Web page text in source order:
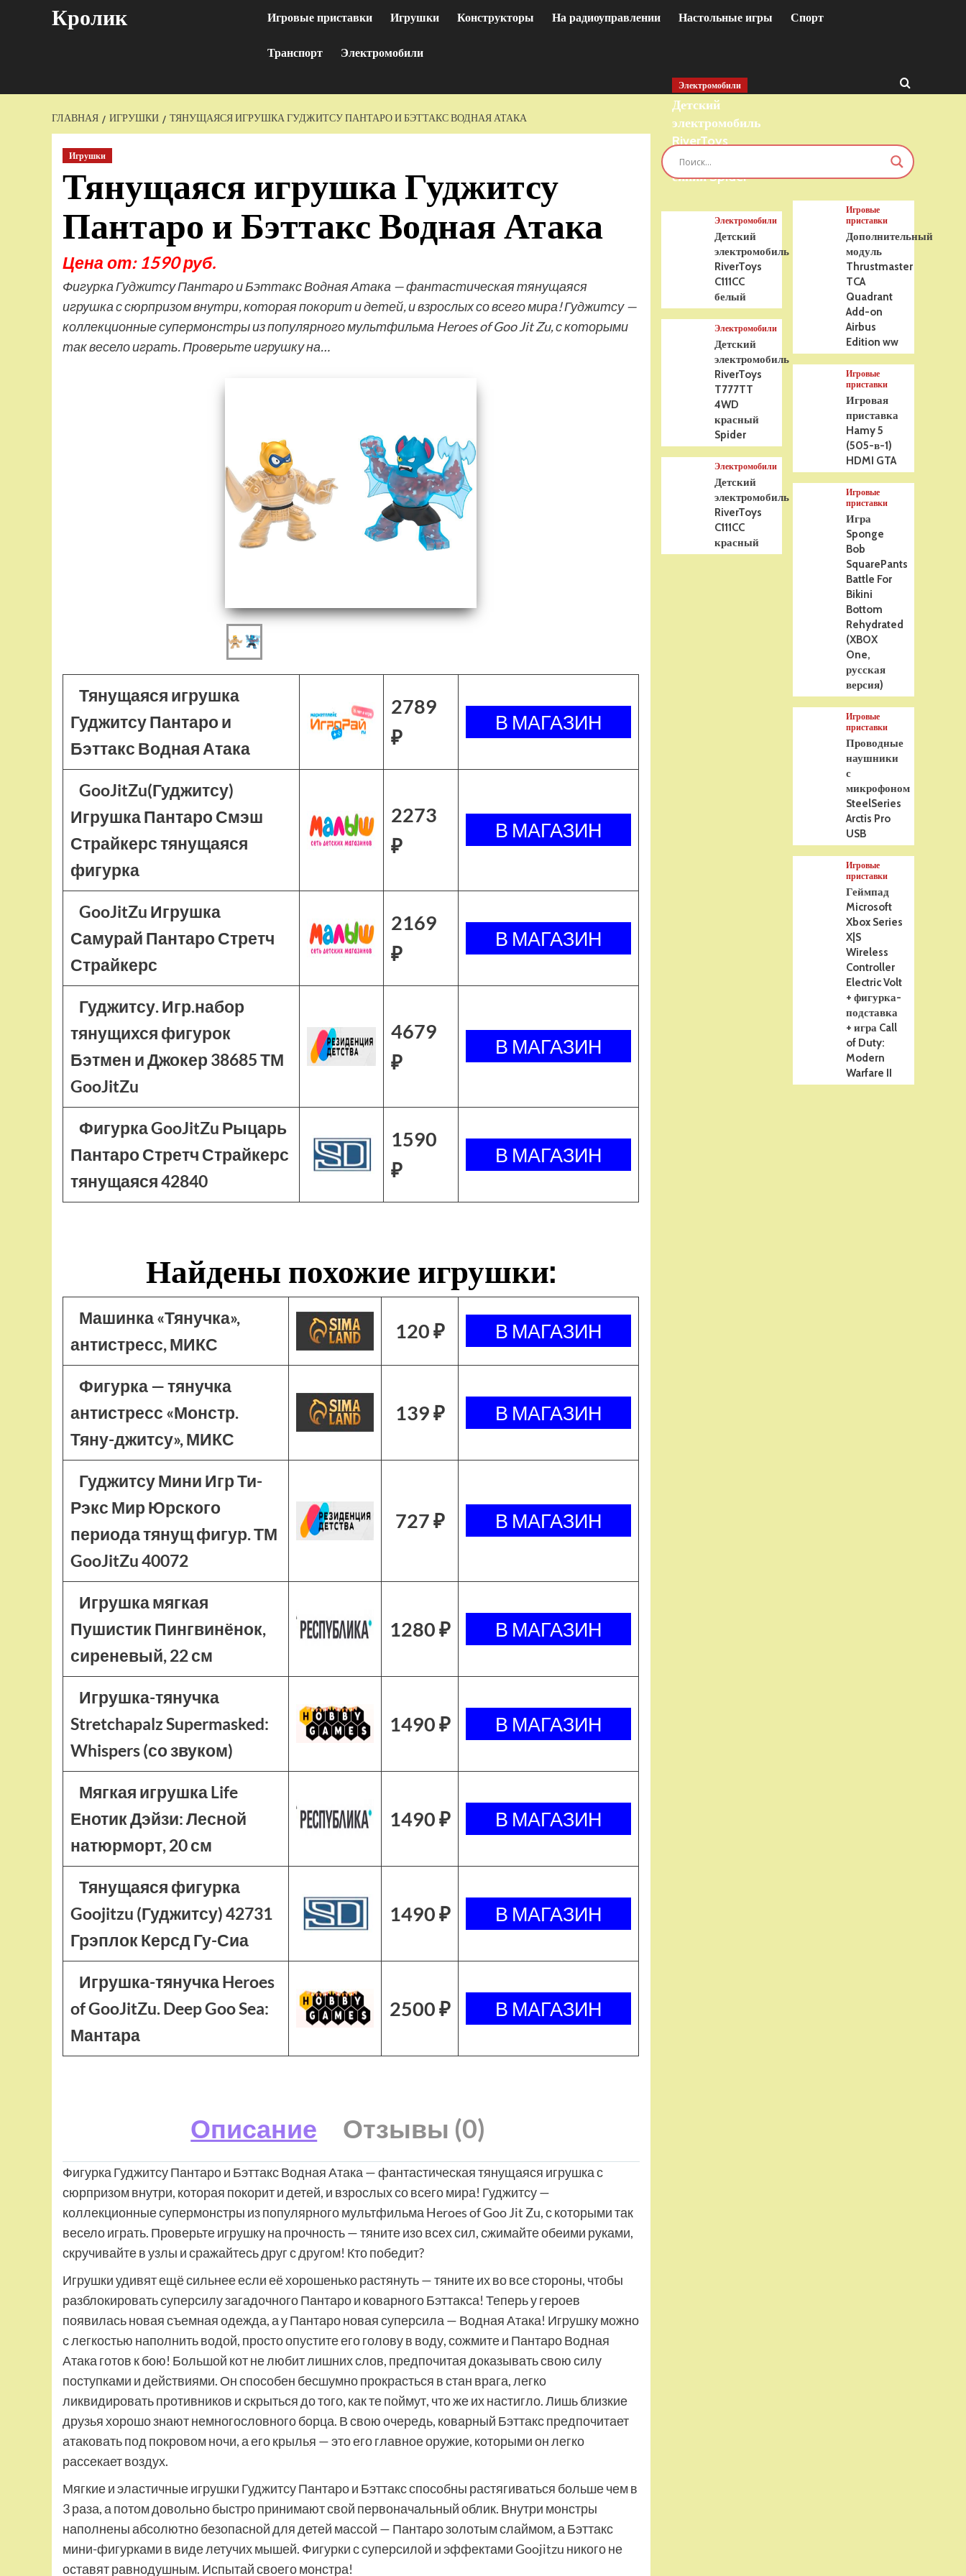
Кролик Игровые приставки Игрушки Конструкторы На радиоуправлении Настольные игры Спорт
Транспорт Электромобили
ГЛАВНАЯ ИГРУШКИ ТЯНУЩАЯСЯ ИГРУШКА ГУДЖИТСУ ПАНТАРО И БЭТТАКС ВОДНАЯ АТАКА
Игрушки
Тянущаяся игрушка Гуджитсу
Пантаро и Бэттакс Водная Атака
Цена от: 1590 руб.
Фигурка Гуджитсу Пантаро и Бэттакс Водная Атака — фантастическая тянущаяся
игрушка с сюрпризом внутри, которая покорит и детей, и взрослых со всего мира! Гуджитсу —
коллекционные супермонстры из популярного мультфильма Heroes of Goo Jit Zu, с которыми
так весело играть. Проверьте игрушку на…
Тянущаяся игрушка
Гуджитсу Пантаро и
Бэттакс Водная Атака
2789
₽
GooJitZu(Гуджитсу)
Игрушка Пантаро Смэш
Страйкерс тянущаяся
фигурка
2273
₽
GooJitZu Игрушка
Самурай Пантаро Стретч
Страйкерс
2169
₽
Гуджитсу. Игр.набор
тянущихся фигурок
Бэтмен и Джокер 38685 ТМ
GooJitZu
4679
₽
Фигурка GooJitZu Рыцарь
Пантаро Стретч Страйкерс
тянущаяся 42840
1590
₽
Найдены похожие игрушки:
Машинка «Тянучка»,
антистресс, МИКС
120 ₽
Фигурка — тянучка
антистресс «Монстр.
Тяну-джитсу», МИКС
139 ₽
Гуджитсу Мини Игр Ти-
Рэкс Мир Юрского
периода тянущ фигур. ТМ
GooJitZu 40072
727 ₽
Игрушка мягкая
Пушистик Пингвинёнок,
сиреневый, 22 см
1280 ₽
Игрушка-тянучка
Stretchapalz Supermasked:
Whispers (со звуком)
1490 ₽
Мягкая игрушка Life
Енотик Дэйзи: Лесной
натюрморт, 20 см
1490 ₽
Тянущаяся фигурка
Goojitzu (Гуджитсу) 42731
Грэплок Керсд Гу-Сиа
1490 ₽
Игрушка-тянучка Heroes
of GooJitZu. Deep Goo Sea:
Мантара
2500 ₽
Описание Отзывы (0)
Фигурка Гуджитсу Пантаро и Бэттакс Водная Атака — фантастическая тянущаяся игрушка с
сюрпризом внутри, которая покорит и детей, и взрослых со всего мира! Гуджитсу —
коллекционные супермонстры из популярного мультфильма Heroes of Goo Jit Zu, с которыми так
весело играть. Проверьте игрушку на прочность — тяните изо всех сил, сжимайте обеими руками,
скручивайте в узлы и сражайтесь друг с другом! Кто победит?
Игрушки удивят ещё сильнее если её хорошенько растянуть — тяните их во все стороны, чтобы
разблокировать суперсилу загадочного Пантаро и коварного Бэттакса! Теперь у героев
появилась новая съемная одежда, а у Пантаро новая суперсила — Водная Атака! Игрушку можно
с легкостью наполнить водой, просто опустите его голову в воду, сожмите и Пантаро Водная
Атака готов к бою! Большой кот не любит лишних слов, предпочитая доказывать свою силу
поступками и действиями. Он способен бесшумно прокрасться в стан врага, легко
ликвидировать противников и скрыться до того, как те поймут, что же их настигло. Лишь близкие
друзья хорошо знают немногословного борца. В свою очередь, коварный Бэттакс предпочитает
атаковать под покровом ночи, а его крылья — это его главное оружие, которыми он легко
рассекает воздух.
Мягкие и эластичные игрушки Гуджитсу Пантаро и Бэттакс способны растягиваться больше чем в
3 раза, а потом довольно быстро принимают свой первоначальный облик. Внутри монстры
наполнены абсолютно безопасной для детей массой — Пантаро золотым слаймом, а Бэттакс
мини-фигурками в виде летучих мышей. Фигурки с суперсилой и эффектами Goojitzu никого не
оставят равнодушным. Испытай своего монстра!
Электромобили
Детский
электромобиль
RiverToys
T777TT 4WD
синий Spider
Электромобили
Детский
электромобиль
RiverToys
C111CC
белый
Электромобили
Детский
электромобиль
RiverToys
T777TT
4WD
красный
Spider
Электромобили
Детский
электромобиль
RiverToys
C111CC
красный
Игровые
приставки
Дополнительный
модуль
Thrustmaster
TCA
Quadrant
Add-on
Airbus
Edition ww
Игровые
приставки
Игровая
приставка
Hamy 5
(505-в-1)
HDMI GTA
Игровые
приставки
Игра
Sponge
Bob
SquarePants
Battle For
Bikini
Bottom
Rehydrated
(XBOX
One,
русская
версия)
Игровые
приставки
Проводные
наушники
с
микрофоном
SteelSeries
Arctis Pro
USB
Игровые
приставки
Геймпад
Microsoft
Xbox Series
X|S
Wireless
Controller
Electric Volt
+ фигурка-
подставка
+ игра Call
of Duty:
Modern
Warfare II